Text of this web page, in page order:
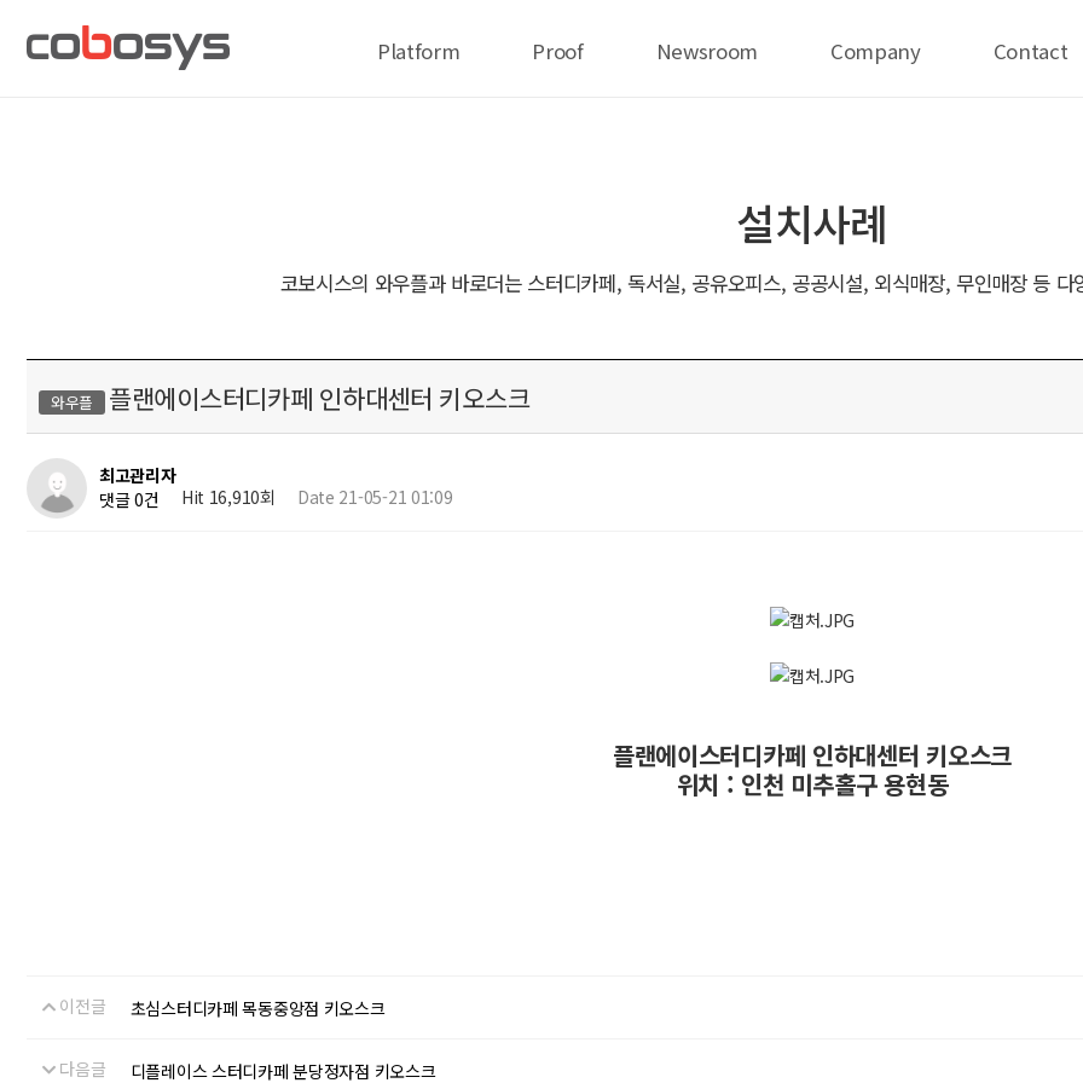
Platform Proof Newsroom Company Contact
설치사례
코보시스의 와우플과 바로더는 스터디카페, 독서실, 공유오피스, 공공시설, 외식매장, 무인매장 등
와우플 플랜에이스터디카페 인하대센터 키오스크
최고관리자
댓글 0건
Hit 16,910회 Date 21-05-21 01:09
플랜에이스터디카페 인하대센터 키오스크
위치 : 인천 미추홀구 용현동
이전글 초심스터디카페 목동중앙점 키오스크
다음글 디플레이스 스터디카페 분당정자점 키오스크